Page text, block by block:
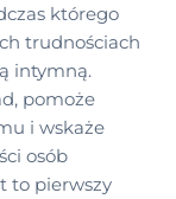
którego
trudnościach
intymną.
pomoże
i wskaże
osób
to pierwszy